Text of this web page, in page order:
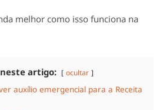
melhor como isso funciona na
artigo: ocultar
auxílio emergencial para a Receita